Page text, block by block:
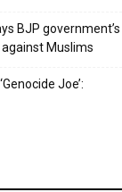
BJP government’s
Muslims
Joe’: